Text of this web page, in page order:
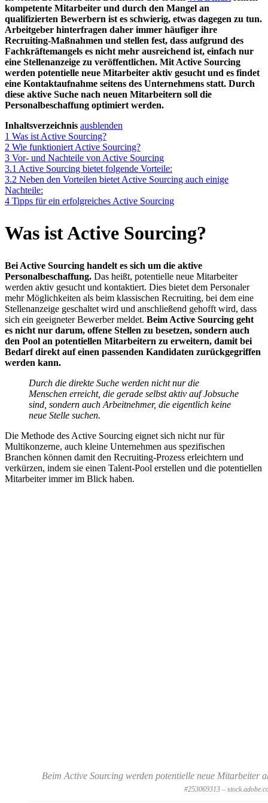
kompetente Mitarbeiter und durch den Mangel an
qualifizierten Bewerbern ist es schwierig, etwas dagegen zu tun.
Arbeitgeber hinterfragen daher immer häufiger ihre
Recruiting-Maßnahmen und stellen fest, dass aufgrund des
Fachkräftemangels es nicht mehr ausreichend ist, einfach nur
eine Stellenanzeige zu veröffentlichen. Mit Active Sourcing
werden potentielle neue Mitarbeiter aktiv gesucht und es findet
eine Kontaktaufnahme seitens des Unternehmens statt. Durch
diese aktive Suche nach neuen Mitarbeitern soll die
Personalbeschaffung optimiert werden.
Inhaltsverzeichnis ausblenden
1 Was ist Active Sourcing?
2 Wie funktioniert Active Sourcing?
3 Vor- und Nachteile von Active Sourcing
3.1 Active Sourcing bietet folgende Vorteile:
3.2 Neben den Vorteilen bietet Active Sourcing auch einige
Nachteile:
4 Tipps für ein erfolgreiches Active Sourcing
Was ist Active Sourcing?
Bei Active Sourcing handelt es sich um die aktive
Personalbeschaffung. Das heißt, potentielle neue Mitarbeiter
werden aktiv gesucht und kontaktiert. Dies bietet dem Personaler
mehr Möglichkeiten als beim klassischen Recruiting, bei dem eine
Stellenanzeige geschaltet wird und anschließend gehofft wird, dass
sich ein geeigneter Bewerber meldet. Beim Active Sourcing geht
es nicht nur darum, offene Stellen zu besetzen, sondern auch
den Pool an potentiellen Mitarbeitern zu erweitern, damit bei
Bedarf direkt auf einen passenden Kandidaten zurückgegriffen
werden kann.
Durch die direkte Suche werden nicht nur die
Menschen erreicht, die gerade selbst aktiv auf Jobsuche
sind, sondern auch Arbeitnehmer, die eigentlich keine
neue Stelle suchen.
Die Methode des Active Sourcing eignet sich nicht nur für
Multikonzerne, auch kleine Unternehmen aus spezifischen
Branchen können damit den Recruiting-Prozess erleichtern und
verkürzen, indem sie einen Talent-Pool erstellen und die potentiellen
Mitarbeiter immer im Blick haben.
Beim Active Sourcing werden potentielle neue Mitarbeiter
#253069313 –